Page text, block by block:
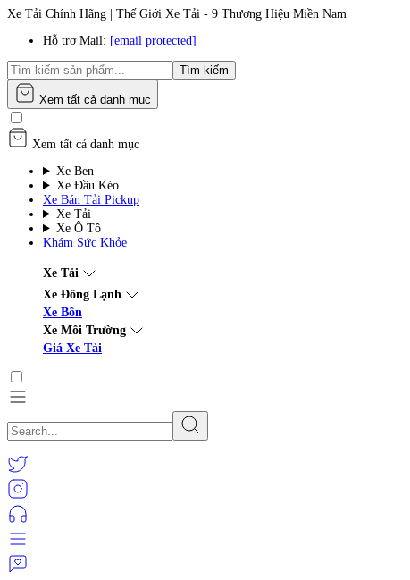
Xe Tải Chính Hãng | Thế Giới Xe Tải - 9 Thương Hiệu Miền Nam
Hỗ trợ Mail: [email protected]
Tìm kiếm
Xem tất cả danh mục
Xem tất cả danh mục
Xe Ben
Xe Đầu Kéo
Xe Bán Tải Pickup
Xe Tải
Xe Ô Tô
Khám Sức Khỏe
Xe Tải
Xe Đông Lạnh
Xe Bồn
Xe Môi Trường
Giá Xe Tải